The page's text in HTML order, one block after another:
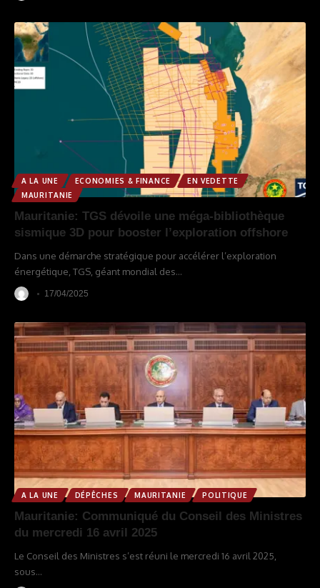
A LA UNE ECONOMIES & FINANCE
EN VEDETTE
MAURITANIE
Mauritanie: TGS dévoile une méga-bibliothèque
sismique 3D pour booster l’exploration offshore
Dans une démarche stratégique pour accélérer l’exploration
énergétique, TGS, géant mondial des…
17/04/2025
A LA UNE DÉPÊCHES MAURITANIE POLITIQUE
Mauritanie: Communiqué du Conseil des Ministres
du mercredi 16 avril 2025
Le Conseil des Ministres s’est réuni le mercredi 16 avril 2025,
sous…